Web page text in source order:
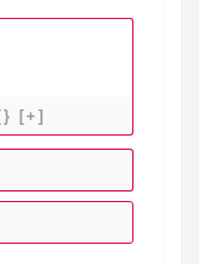
[+]
P
r
e
E
-